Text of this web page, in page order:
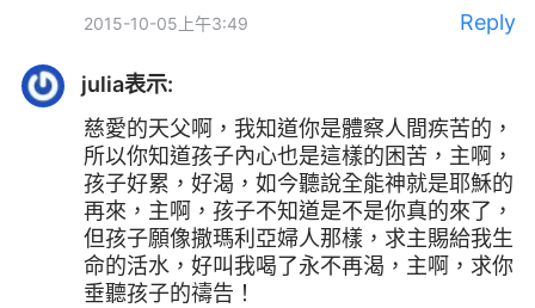
2015-10-05上午3:49
Reply
julia表示:
慈愛的天父啊，我知道你是體察人間疾苦的，
所以你知道孩子內心也是這樣的困苦，主啊，
孩子好累，好渴，如今聽說全能神就是耶穌的
再來，主啊，孩子不知道是不是你真的來了，
但孩子願像撒瑪利亞婦人那樣，求主賜給我生
命的活水，好叫我喝了永不再渴，主啊，求你
垂聽孩子的禱告！